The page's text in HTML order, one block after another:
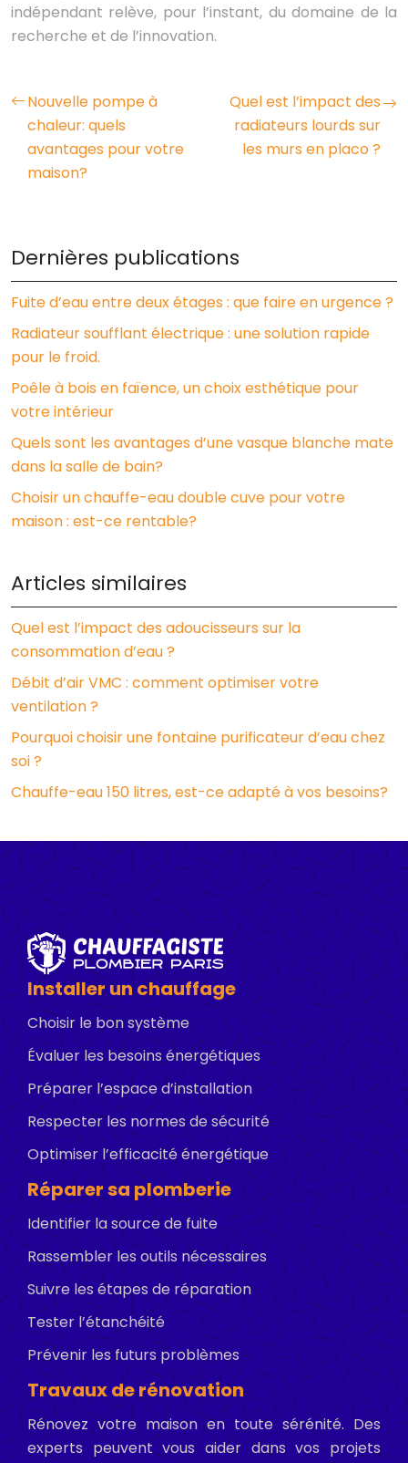
indépendant relève, pour l’instant, du domaine de la
recherche et de l’innovation.
Nouvelle pompe à
chaleur: quels
avantages pour votre
maison?
Quel est l’impact des
radiateurs lourds sur
les murs en placo ?
Dernières publications
Fuite d’eau entre deux étages : que faire en urgence ?
Radiateur soufflant électrique : une solution rapide
pour le froid.
Poêle à bois en faïence, un choix esthétique pour
votre intérieur
Quels sont les avantages d’une vasque blanche mate
dans la salle de bain?
Choisir un chauffe-eau double cuve pour votre
maison : est-ce rentable?
Articles similaires
Quel est l’impact des adoucisseurs sur la
consommation d’eau ?
Débit d’air VMC : comment optimiser votre
ventilation ?
Pourquoi choisir une fontaine purificateur d’eau chez
soi ?
Chauffe-eau 150 litres, est-ce adapté à vos besoins?
Installer un chauffage
Choisir le bon système
Évaluer les besoins énergétiques
Préparer l’espace d’installation
Respecter les normes de sécurité
Optimiser l’efficacité énergétique
Réparer sa plomberie
Identifier la source de fuite
Rassembler les outils nécessaires
Suivre les étapes de réparation
Tester l’étanchéité
Prévenir les futurs problèmes
Travaux de rénovation
Rénovez votre maison en toute sérénité. Des
experts peuvent vous aider dans vos projets